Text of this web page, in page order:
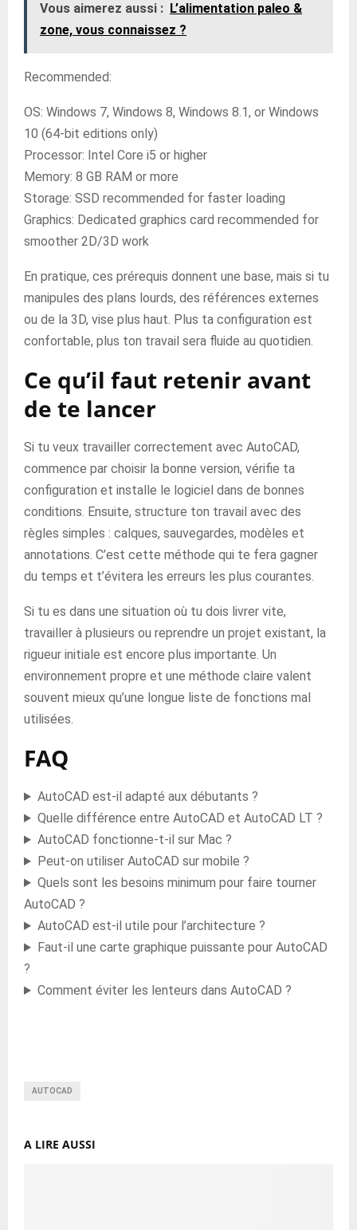
Vous aimerez aussi : L’alimentation paleo &
zone, vous connaissez ?
Recommended:
OS: Windows 7, Windows 8, Windows 8.1, or Windows
10 (64-bit editions only)
Processor: Intel Core i5 or higher
Memory: 8 GB RAM or more
Storage: SSD recommended for faster loading
Graphics: Dedicated graphics card recommended for
smoother 2D/3D work
En pratique, ces prérequis donnent une base, mais si tu
manipules des plans lourds, des références externes
ou de la 3D, vise plus haut. Plus ta configuration est
confortable, plus ton travail sera fluide au quotidien.
Ce qu’il faut retenir avant
de te lancer
Si tu veux travailler correctement avec AutoCAD,
commence par choisir la bonne version, vérifie ta
configuration et installe le logiciel dans de bonnes
conditions. Ensuite, structure ton travail avec des
règles simples : calques, sauvegardes, modèles et
annotations. C’est cette méthode qui te fera gagner
du temps et t’évitera les erreurs les plus courantes.
Si tu es dans une situation où tu dois livrer vite,
travailler à plusieurs ou reprendre un projet existant, la
rigueur initiale est encore plus importante. Un
environnement propre et une méthode claire valent
souvent mieux qu’une longue liste de fonctions mal
utilisées.
FAQ
AutoCAD est-il adapté aux débutants ?
Quelle différence entre AutoCAD et AutoCAD LT ?
AutoCAD fonctionne-t-il sur Mac ?
Peut-on utiliser AutoCAD sur mobile ?
Quels sont les besoins minimum pour faire tourner
AutoCAD ?
AutoCAD est-il utile pour l’architecture ?
Faut-il une carte graphique puissante pour AutoCAD
?
Comment éviter les lenteurs dans AutoCAD ?
AUTOCAD
A LIRE AUSSI